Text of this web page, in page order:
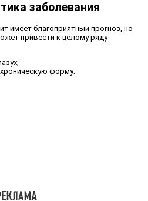
заболевания
имеет благоприятный прогноз, но
привести к целому ряду
форму;